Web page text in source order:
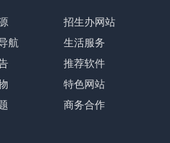
招生办网站
航
生活服务
推荐软件
特色网站
商务合作